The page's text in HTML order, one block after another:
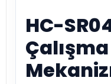
HC-
Çalışma